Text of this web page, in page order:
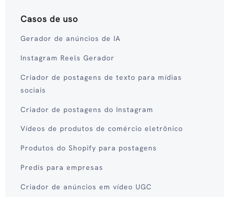
Casos de uso
Gerador de anúncios de IA
Instagram Reels Gerador
Criador de postagens de texto para mídias
sociais
Criador de postagens do Instagram
Vídeos de produtos de comércio eletrônico
Produtos do Shopify para postagens
Predis para empresas
Criador de anúncios em vídeo UGC